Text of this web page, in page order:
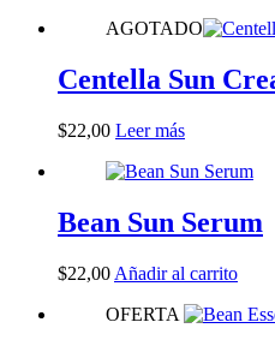
AGOTADO
Centella Sun
$22,00 Leer más
Bean Sun Serum
$22,00 Añadir al carrito
OFERTA